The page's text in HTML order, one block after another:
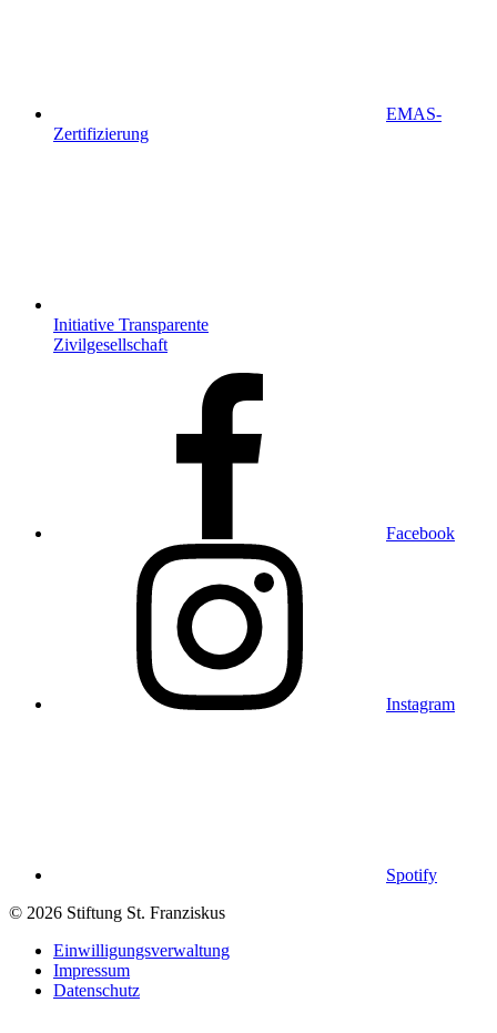
EMAS-
Zertifizierung
Initiative Transparente
Zivilgesellschaft
Facebook
Instagram
Spotify
© 2026 Stiftung St. Franziskus
Einwilligungsverwaltung
Impressum
Datenschutz